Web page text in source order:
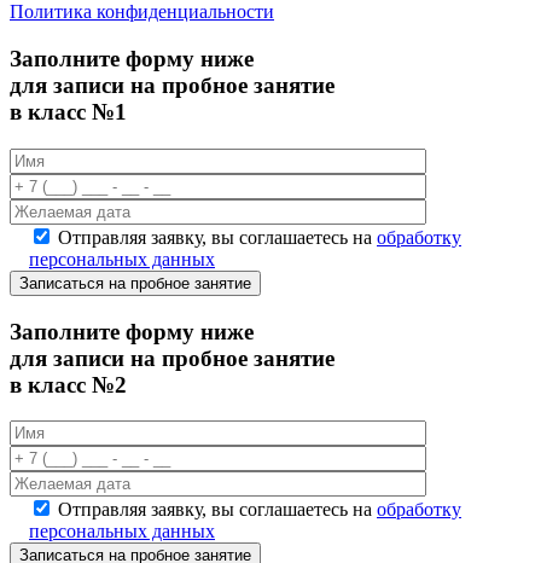
Политика конфиденциальности
Заполните форму ниже
для записи на пробное занятие
в класс №1
Отправляя заявку, вы соглашаетесь на обработку
персональных данных
Записаться на пробное занятие
Заполните форму ниже
для записи на пробное занятие
в класс №2
Отправляя заявку, вы соглашаетесь на обработку
персональных данных
Записаться на пробное занятие